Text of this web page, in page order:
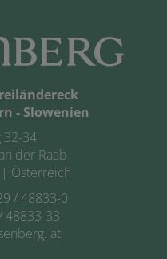
- Slowenien
34
der Raab
Österreich
/ 48833-0
48833-33
at